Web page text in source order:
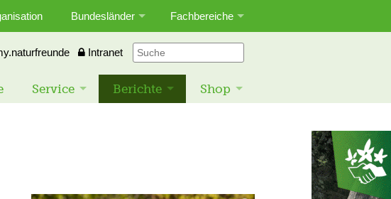
Bundesländer Fachbereiche
Intranet
Service Berichte Shop